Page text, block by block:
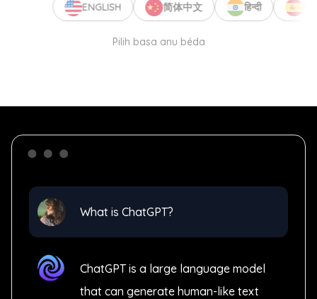
ENGLISH 简体中文 हिन्दी
Pilih basa anu béda
What is ChatGPT?
ChatGPT is a large language model
that can generate human-like text